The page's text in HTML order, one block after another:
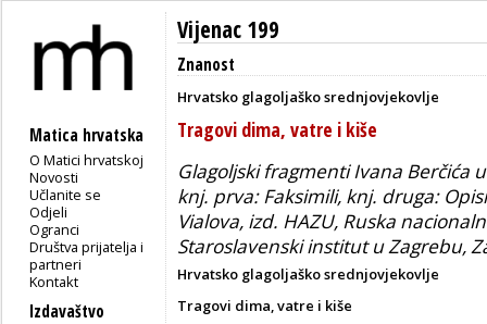
Matica hrvatska
O Matici hrvatskoj
Novosti
Učlanite se
Odjeli
Ogranci
Društva prijatelja i
partneri
Kontakt
Izdavaštvo
Vijenac 199
Znanost
Hrvatsko glagoljaško srednjovjekovlje
Tragovi dima, vatre i kiše
Glagoljski fragmenti Ivana Berčića
knj. prva: Faksimili, knj. druga:
Vialova, izd. HAZU, Ruska
Staroslavenski institut u Zagrebu,
Hrvatsko glagoljaško srednjovjekovlje
Tragovi dima, vatre i kiše